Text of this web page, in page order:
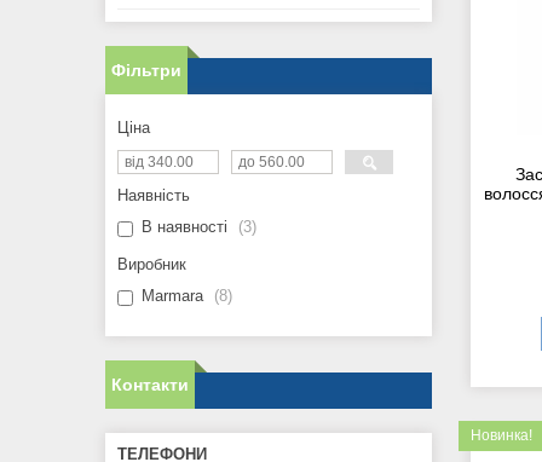
Новинка!
Фільтри
Ціна
Наявність
В наявності
3
Виробник
Marmara
8
Контакти